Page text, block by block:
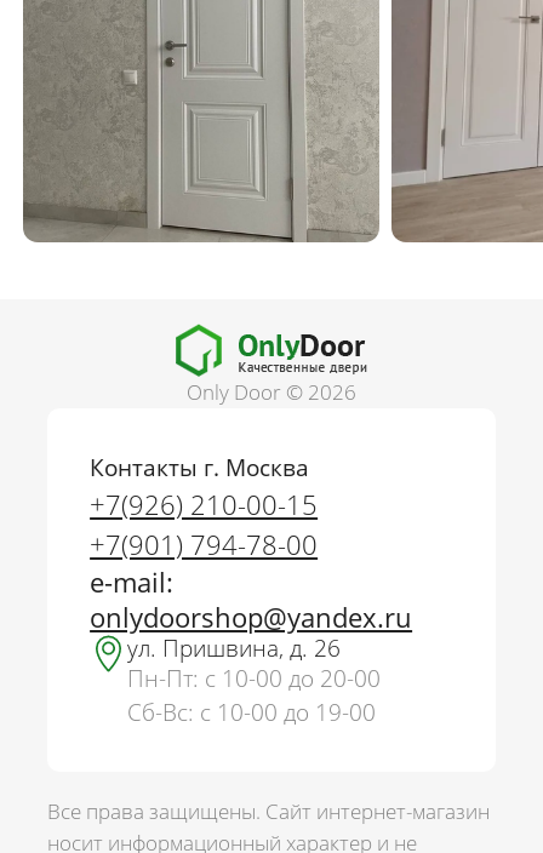
Only Door © 2026
Контакты г. Москва
+7(926) 210-00-15
+7(901) 794-78-00
e-mail:
onlydoorshop@yandex.ru
ул. Пришвина, д. 26
Пн-Пт: с 10-00 до 20-00
Сб-Вс: с 10-00 до 19-00
Все права защищены. Сайт интернет-магазин
носит информационный характер и не